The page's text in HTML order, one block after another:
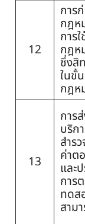
12
การ
กฎห
การ
กฎห
ซึ่งสิ
ในขั้
กฎห
13
การ
บริก
สำร
ค่าต
และ
การ
ทดส
สาม